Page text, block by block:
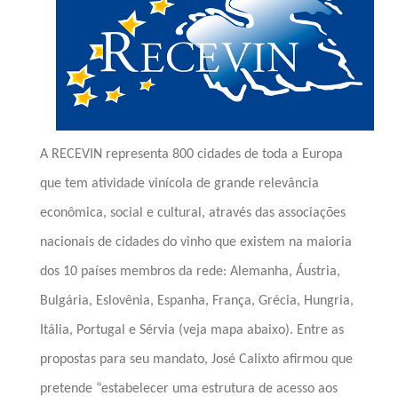
A RECEVIN representa 800 cidades de toda a Europa
que tem atividade vinícola de grande relevância
econômica, social e cultural, através das associações
nacionais de cidades do vinhoque existem na maioria
dos 10 países membros da rede: Alemanha, Áustria,
Bulgária, Eslovênia, Espanha, França, Grécia, Hungria,
Itália, Portugal e Sérvia (veja mapa abaixo). Entre as
propostas para seu mandato, José Calixto afirmou que
pretende “estabelecer uma estrutura de acesso aos